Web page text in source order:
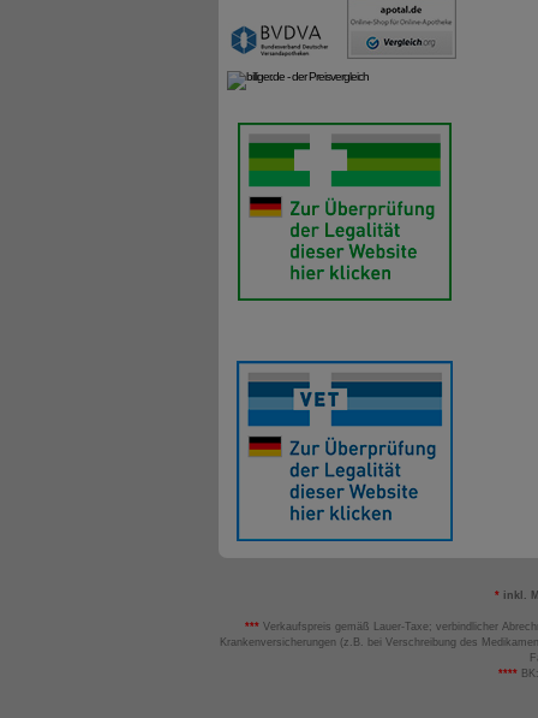
* inkl.
*** Verkaufspreis gemäß Lauer-Taxe; verbindlicher
Krankenversicherungen (z.B. bei Verschreibung des
****